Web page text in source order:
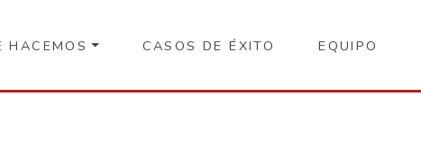
HACEMOS CASOS DE ÉXITO EQUIPO